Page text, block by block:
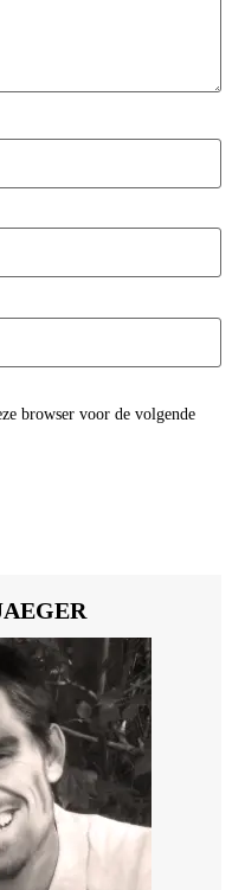
browser voor de volgende